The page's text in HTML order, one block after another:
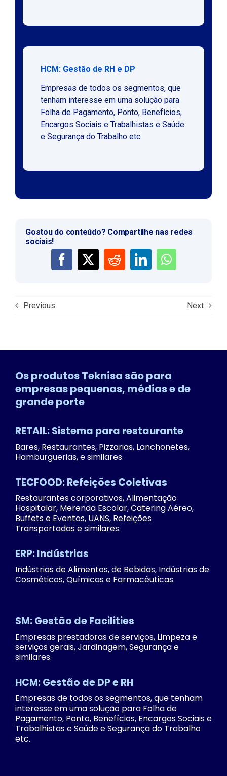
HCM: Gestão de RH e DP
Empresas de todos os segmentos, que
tenham interesse em uma solução para
Folha de Pagamento, Ponto, Benefícios,
Encargos Sociais e Trabalhistas e Saúde
e Segurança do Trabalho etc.
Gostou do conteúdo? Compartilhe nas redes
sociais!
Previous Next
Os produtos Teknisa são para
empresas pequenas, médias e de
grande porte
RETAIL: Sistema para restaurante
Bares, Restaurantes, Pizzarias, Lanchonetes,
Hamburguerias, e similares.
TECFOOD: Refeições Coletivas
Restaurantes corporativos, Alimentação
Hospitalar, Merenda Escolar, Catering Aéreo,
Buffets e Eventos, UANS, Refeições
Transportadas e similares.
ERP: Indústrias
Indústrias de Alimentos, de Bebidas, Indústrias de
Cosméticos, Químicas e Farmacêuticas.
SM: Gestão de Facilities
Empresas prestadoras de serviços, Limpeza e
serviços gerais, Jardinagem, Segurança e
similares.
HCM: Gestão de DP e RH
Empresas de todos os segmentos, que tenham
interesse em uma solução para Folha de
Pagamento, Ponto, Benefícios, Encargos Sociais e
Trabalhistas e Saúde e Segurança do Trabalho
etc.